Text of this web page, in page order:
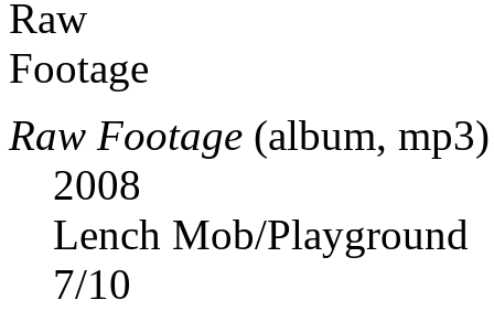
Raw Footage (album, mp3)
2008
Lench Mob/Playground
7/10